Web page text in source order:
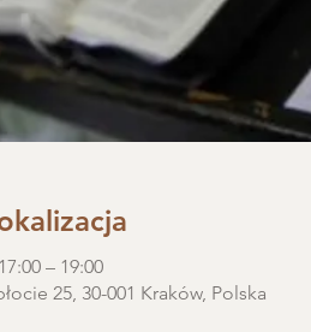
– 19:00
25, 30-001 Kraków, Polska